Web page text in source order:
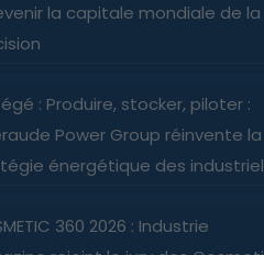
la capitale mondiale de la
: Produire, stocker, piloter :
Power Group réinvente la
énergétique des
360 2026 : Industrie